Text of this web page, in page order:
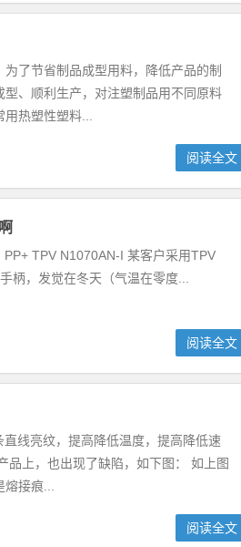
了节省制品成型用料，降低产品的制
、顺利生产，对注塑制品用不同原料
热塑性塑料...
阅读全文
TPV N1070AN-I 某客户采用TPV
柄，发觉在冬天（气温在零度...
阅读全文
线亮纹，提高降低温度，提高降低速
品上，也出现了缺陷，如下图： 如上图
接痕...
阅读全文